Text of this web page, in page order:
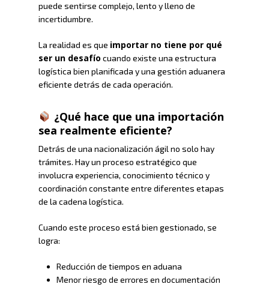
puede sentirse complejo, lento y lleno de
incertidumbre.
La realidad es que importar no tiene por qué
ser un desafío cuando existe una estructura
logística bien planificada y una gestión aduanera
eficiente detrás de cada operación.
¿Qué hace que una importación
sea realmente eficiente?
Detrás de una nacionalización ágil no solo hay
trámites. Hay un proceso estratégico que
involucra experiencia, conocimiento técnico y
coordinación constante entre diferentes etapas
de la cadena logística.
Cuando este proceso está bien gestionado, se
logra:
Reducción de tiempos en aduana
Menor riesgo de errores en documentación